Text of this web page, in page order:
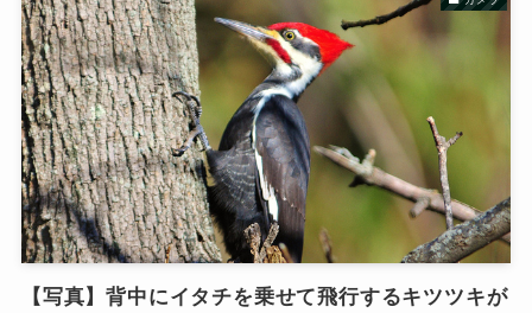
【写真】背中にイタチを乗せて飛行するキツツキが